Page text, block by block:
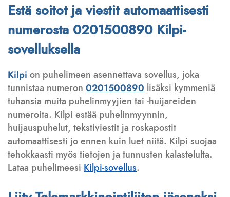
Estä soitot ja viestit automaattisesti
numerosta 0201500890 Kilpi-
sovelluksella
Kilpi on puhelimeen asennettava sovellus, joka
tunnistaa numeron 0201500890 lisäksi kymmeniä
tuhansia muita puhelinmyyjien tai -huijareiden
numeroita. Kilpi estää puhelinmyynnin,
huijauspuhelut, tekstiviestit ja roskapostit
automaattisesti jo ennen kuin luet niitä. Kilpi suojaa
tehokkaasti myös tietojen ja tunnusten kalastelulta.
Lataa puhelimeesi Kilpi-sovellus.